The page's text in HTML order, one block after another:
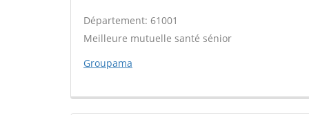
Département: 61001
Meilleure mutuelle santé sénior
Groupama